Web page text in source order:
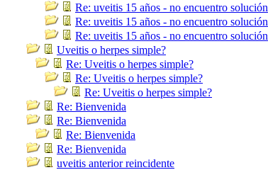
Re: uveitis 15 años - no encuentro solución
Re: uveitis 15 años - no encuentro solución
Re: uveitis 15 años - no encuentro solución
Uveitis o herpes simple?
Re: Uveitis o herpes simple?
Re: Uveitis o herpes simple?
Re: Uveitis o herpes simple?
Re: Bienvenida
Re: Bienvenida
Re: Bienvenida
Re: Bienvenida
uveitis anterior reincidente